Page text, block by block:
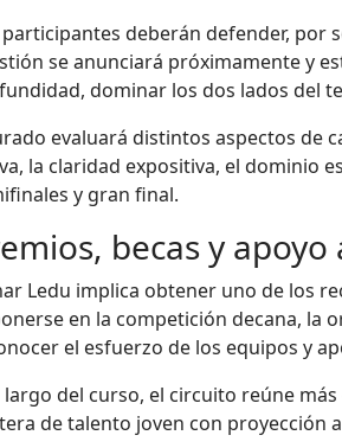
participantes deberán defender, por
se anunciará próximamente y
dominar los dos lados del
evaluará distintos aspectos de
la claridad expositiva, el dominio
y gran final.
becas y
Ledu implica obtener uno de los
en la competición decana, la
el esfuerzo de los equipos y
largo del curso, el circuito reúne
de talento joven con proyección